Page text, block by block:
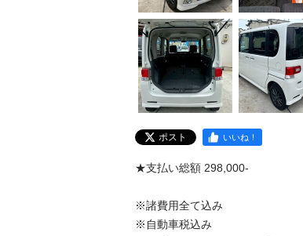
ポスト いいね！
★支払い総額 298,000-
※諸費用全て込み
※自動車税込み